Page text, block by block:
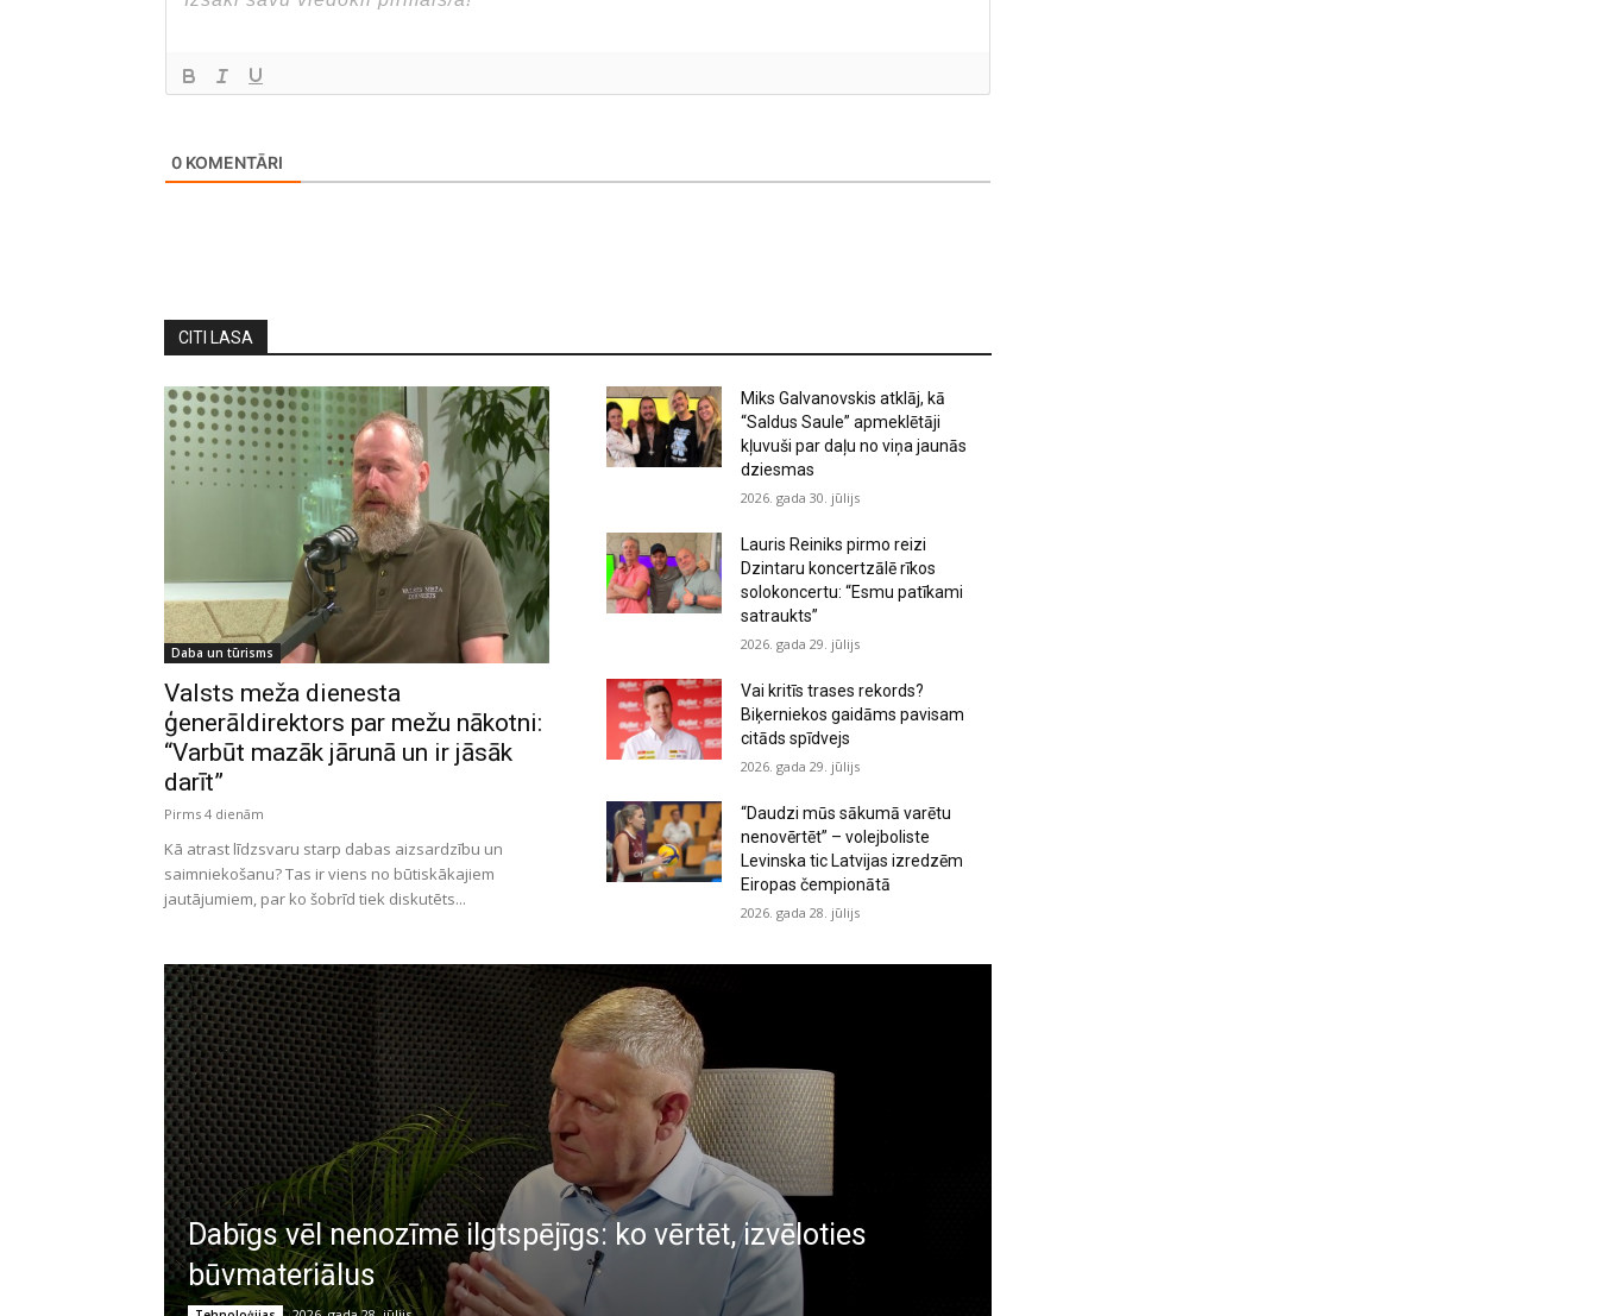
0 KOMENTĀRI
CITI LASA
Daba un tūrisms
Valsts meža dienesta
ģenerāldirektors par mežu nākotni:
“Varbūt mazāk jārunā un ir jāsāk
darīt”
Pirms 4 dienām
Kā atrast līdzsvaru starp dabas aizsardzību un
saimniekošanu? Tas ir viens no būtiskākajiem
jautājumiem, par ko šobrīd tiek diskutēts...
Miks Galvanovskis atklāj, kā
“Saldus Saule” apmeklētāji
kļuvuši par daļu no viņa jaunās
dziesmas
2026. gada 30. jūlijs
Lauris Reiniks pirmo reizi
Dzintaru koncertzālē rīkos
solokoncertu: “Esmu patīkami
satraukts”
2026. gada 29. jūlijs
Vai kritīs trases rekords?
Biķerniekos gaidāms pavisam
citāds spīdvejs
2026. gada 29. jūlijs
“Daudzi mūs sākumā varētu
nenovērtēt” – volejboliste
Levinska tic Latvijas izredzēm
Eiropas čempionātā
2026. gada 28. jūlijs
Dabīgs vēl nenozīmē ilgtspējīgs: ko vērtēt, izvēloties
būvmateriālus